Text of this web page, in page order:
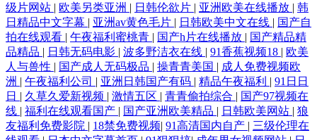
级片网站 | 欧美另类亚洲 | 日韩伦欲片 | 亚洲欧美在线播放 | 韩
日精品中文字幕 | 亚洲av黄色毛片 | 日韩欧美中文在线 | 国产自
拍在线观看 | 午夜福利蜜桃青 | 国产h片在线播放 | 国产精品精
品精品 | 日韩无码电影 | 波多野洁衣在线 | 91香蕉视频18 | 欧美
人与兽性 | 国产成人无码极品 | 操青青美国 | 成人免费视频欧
洲 | 午夜福利公司 | 亚洲日韩国产有码 | 精品午夜福利 | 91日日
日 | 久草久爱新视频 | 激情五区 | 青青偷拍综合 | 国产97视频在
线 | 福利在线观看国产 | 国产亚洲欧美精品 | 日韩欧美网站 | 狼
友福利免费影院 | 18禁免费视频| 91高清国内自产 | 三级伦理在